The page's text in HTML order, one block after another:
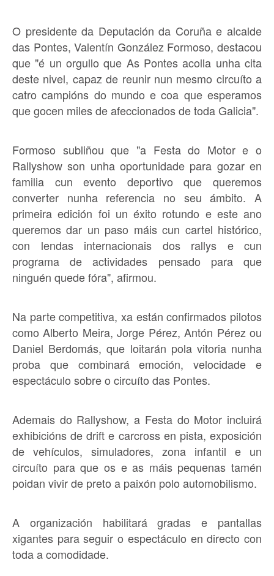
O presidente da Deputación da Coruña e alcalde
das Pontes, Valentín González Formoso, destacou
que "é un orgullo que As Pontes acolla unha cita
deste nivel, capaz de reunir nun mesmo circuíto a
catro campións do mundo e coa que esperamos
que gocen miles de afeccionados de toda Galicia".
Formoso subliñou que "a Festa do Motor e o
Rallyshow son unha oportunidade para gozar en
familia cun evento deportivo que queremos
converter nunha referencia no seu ámbito. A
primeira edición foi un éxito rotundo e este ano
queremos dar un paso máis cun cartel histórico,
con lendas internacionais dos rallys e cun
programa de actividades pensado para que
ninguén quede fóra", afirmou.
Na parte competitiva, xa están confirmados pilotos
como Alberto Meira, Jorge Pérez, Antón Pérez ou
Daniel Berdomás, que loitarán pola vitoria nunha
proba que combinará emoción, velocidade e
espectáculo sobre o circuíto das Pontes.
Ademais do Rallyshow, a Festa do Motor incluirá
exhibicións de drift e carcross en pista, exposición
de vehículos, simuladores, zona infantil e un
circuíto para que os e as máis pequenas tamén
poidan vivir de preto a paixón polo automobilismo.
A organización habilitará gradas e pantallas
xigantes para seguir o espectáculo en directo con
toda a comodidade.